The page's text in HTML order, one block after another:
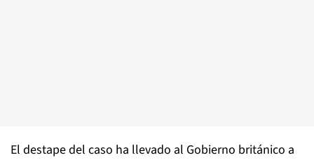
El destape del caso ha llevado al Gobierno británico a